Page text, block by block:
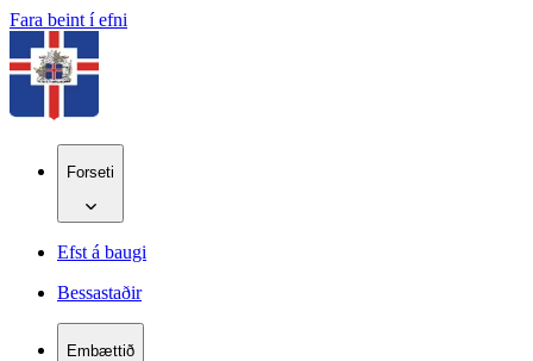
Fara beint í efni
Forseti
Efst á baugi
Bessastaðir
Embættið